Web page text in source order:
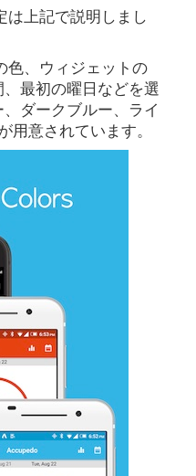
は上記で説明しまし
色、ウィジェットの
最初の曜日などを選
ダークブルー、ライ
用意されています。